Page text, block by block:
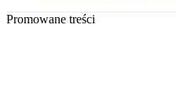
Promowane treści